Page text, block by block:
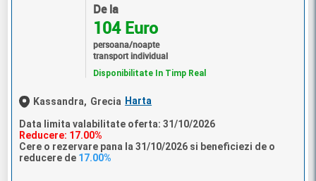
De la
104 Euro
persoana/noapte
transport individual
Disponibilitate In Timp Real
Kassandra, Grecia Harta
Data limita valabilitate oferta: 31/10/2026
Reducere: 17.00%
Cere o rezervare pana la 31/10/2026 si beneficiezi de o
reducere de 17.00%